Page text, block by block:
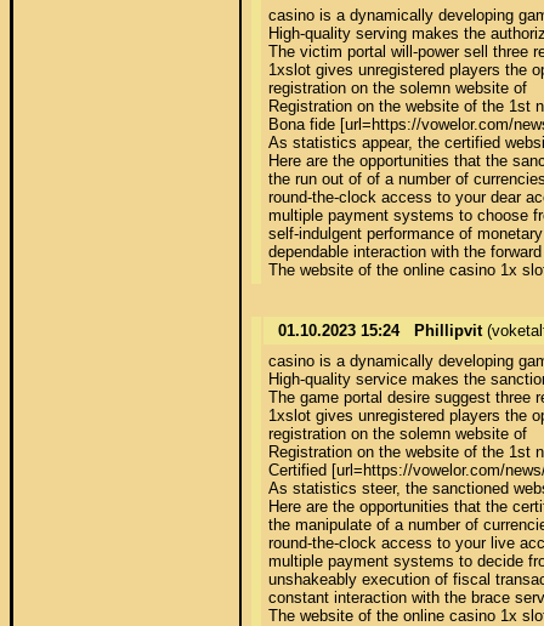
casino is a dynamically developing
High-quality serving makes the
The victim portal will-power sell three
1xslot gives unregistered players the
registration on the solemn website of
Registration on the website of the 1st
Bona fide [url=https://vowelor.com/
As statistics appear, the certified
Here are the opportunities that the
the run out of of a number of
round-the-clock access to your dear
multiple payment systems to choose
self-indulgent performance of
dependable interaction with the
The website of the online casino 1x
01.10.2023 15:24 Phillipvit
casino is a dynamically developing
High-quality service makes the
The game portal desire suggest three
1xslot gives unregistered players the
registration on the solemn website of
Registration on the website of the 1st
Certified [url=https://vowelor.com/
As statistics steer, the sanctioned
Here are the opportunities that the
the manipulate of a number of
round-the-clock access to your live
multiple payment systems to decide
unshakeably execution of fiscal
constant interaction with the brace
The website of the online casino 1x